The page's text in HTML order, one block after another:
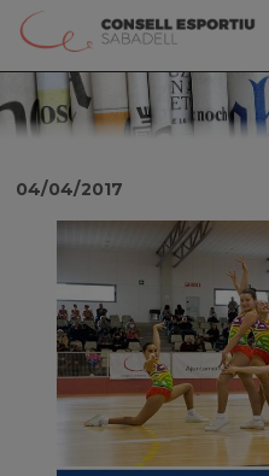
04/04/2017